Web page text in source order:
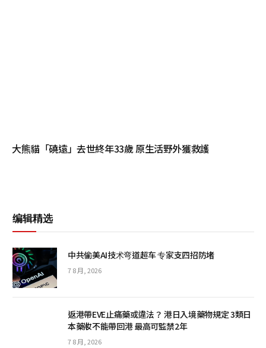
大熊貓「磽遠」去世終年33歲 原生活野外獲救護
编辑精选
中共偷美AI技术弯道超车 专家支四招防堵
7 8 月, 2026
返港帶EVE止痛藥或違法？ 港日入境藥物規定 3類日
本藥妝不能帶回港 最高可監禁2年
7 8 月, 2026